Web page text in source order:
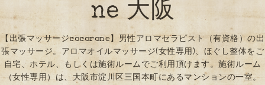
ne 大阪
【出張マッサージcocorone】男性アロマセラピスト（有資格）の出
張マッサージ。アロマオイルマッサージ(女性専用)、ほぐし整体をご
自宅、ホテル、もしくは施術ルームでご利用頂けます。施術ルーム
（女性専用）は、大阪市淀川区三国本町にあるマンションの一室。